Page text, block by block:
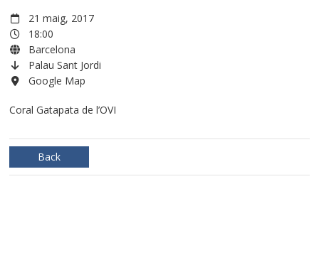
21 maig, 2017
18:00
Barcelona
Palau Sant Jordi
Google Map
Coral Gatapata de l’OVI
Back